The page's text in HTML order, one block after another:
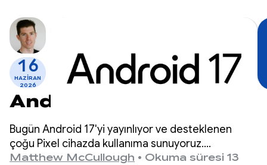
16
HAZIRAN
2026
Android 17 ile tanışın
Bugün Android 17'yi yayınlıyor ve desteklenen
çoğu Pixel cihazda kullanıma sunuyoruz.
Önümüzdeki aylarda Android 17'yi çalıştıran yeni
Matthew McCullough • Okuma süresi 13